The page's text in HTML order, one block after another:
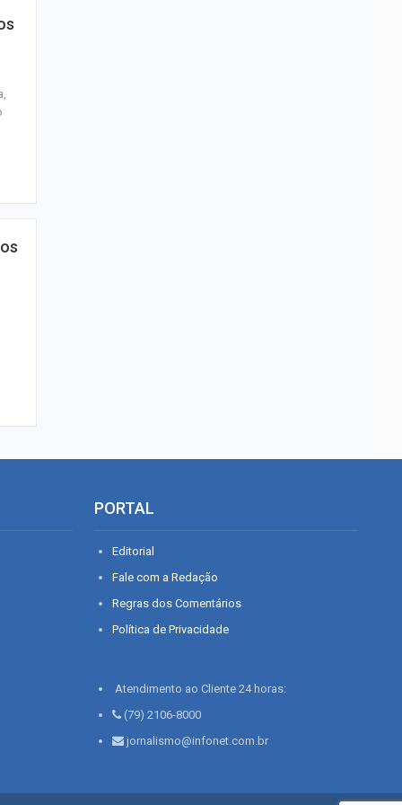
PORTAL
Editorial
Fale com a Redação
Regras dos Comentários
Política de Privacidade
Atendimento ao Cliente 24 horas:
(79) 2106-8000
jornalismo@infonet.com.br